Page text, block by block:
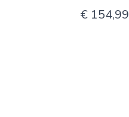
€ 154,99